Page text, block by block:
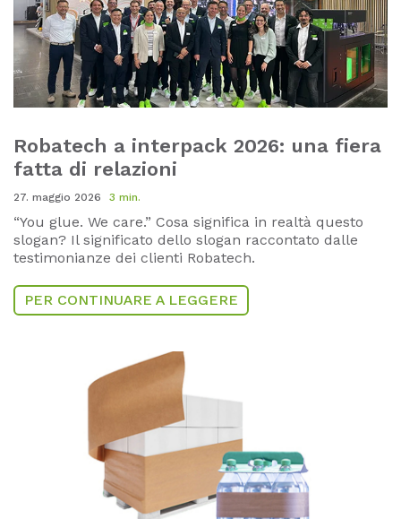
Robatech a interpack 2026: una fiera
fatta di relazioni
27. maggio 2026 3 min.
“You glue. We care.” Cosa significa in realtà questo
slogan? Il significato dello slogan raccontato dalle
testimonianze dei clienti Robatech.
PER CONTINUARE A LEGGERE